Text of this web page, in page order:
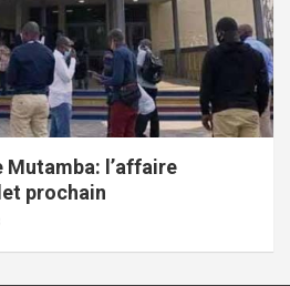
Mutamba: l’affaire
prochain